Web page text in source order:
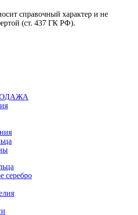
справочный характер и не
(ст. 437 ГК РФ).
серебро